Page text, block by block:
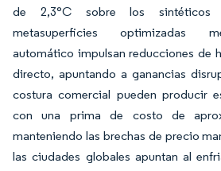
de 2,3°C sobre los sintéticos
metasuperficies optimizadas
automático impulsan reducciones de
directo, apuntando a ganancias
costura comercial pueden producir
con una prima de costo de
manteniendo las brechas de precio
las ciudades globales apuntan al